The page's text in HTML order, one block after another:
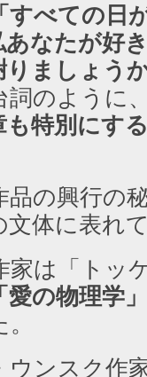
すべての日
あなたが好
りましょう
詞のように
も特別にす
品の興行の
文体に表れ
家は「トッ
愛の物理学
ウンスク作